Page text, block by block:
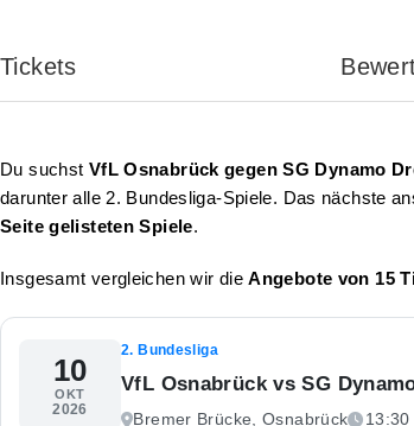
Tickets
Du suchst VfL Osnabrück gegen SG Dynamo
darunter alle 2. Bundesliga-Spiele. Das nächste
Seite gelisteten Spiele.
Insgesamt vergleichen wir dieAngebote von 15
10
OKT
2026
2. Bundesliga
VfL Osnabrück vs SG
Bremer Brücke, Osnabrück 13:30